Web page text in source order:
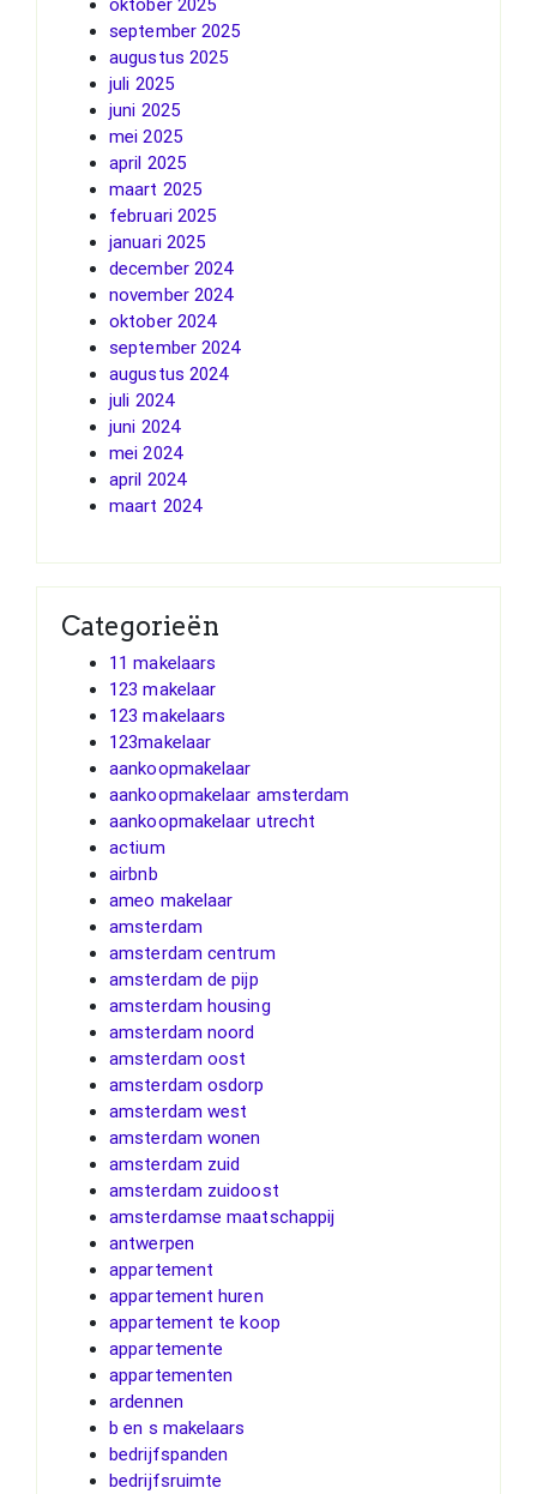
september 2025
augustus 2025
juli 2025
juni 2025
mei 2025
april 2025
maart 2025
februari 2025
januari 2025
december 2024
november 2024
oktober 2024
september 2024
augustus 2024
juli 2024
juni 2024
mei 2024
april 2024
maart 2024
Categorieën
11 makelaars
123 makelaar
123 makelaars
123makelaar
aankoopmakelaar
aankoopmakelaar amsterdam
aankoopmakelaar utrecht
actium
airbnb
ameo makelaar
amsterdam
amsterdam centrum
amsterdam de pijp
amsterdam housing
amsterdam noord
amsterdam oost
amsterdam osdorp
amsterdam west
amsterdam wonen
amsterdam zuid
amsterdam zuidoost
amsterdamse maatschappij
antwerpen
appartement
appartement huren
appartement te koop
appartemente
appartementen
ardennen
b en s makelaars
bedrijfspanden
bedrijfsruimte